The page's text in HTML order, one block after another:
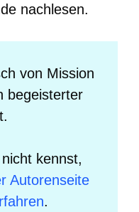
nachlesen.
von Mission
begeisterter
kennst,
Autorenseite
.